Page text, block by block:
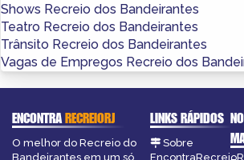
Shows Recreio dos Bandeirantes
Teatro Recreio dos Bandeirantes
Trânsito Recreio dos Bandeirantes
Vagas de Empregos Recreio dos
ENCONTRARECREIORJ
O melhor do Recreio do
Bandeirantes em um só
LINKS RÁPIDOS
Sobre